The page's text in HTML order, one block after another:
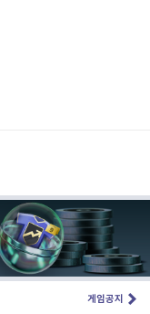
게임공지